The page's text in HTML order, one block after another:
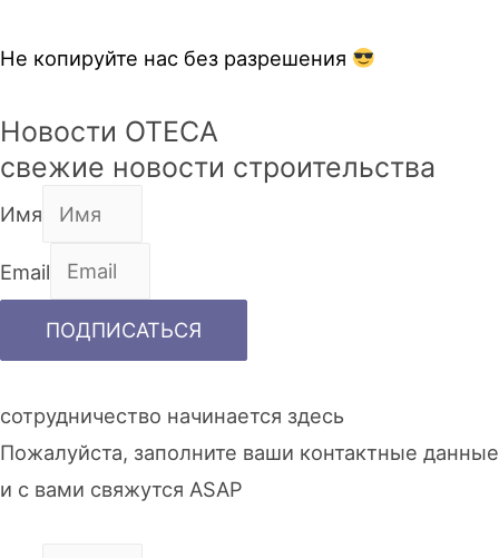
Не копируйте нас без разрешения
Новости OTECA
свежие новости строительства
Имя
Email
ПОДПИСАТЬСЯ
сотрудничество начинается здесь
Пожалуйста, заполните ваши контактные данные
и с вами свяжутся ASAP